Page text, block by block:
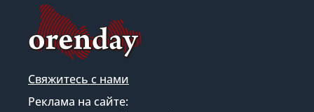
Свяжитесь с нами
Реклама на сайте: